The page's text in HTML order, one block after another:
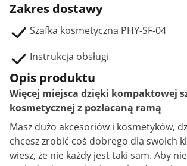
Zakres dostawy
Szafka kosmetyczna PHY-SF-04
Instrukcja obsługi
Opis produktu
Więcej miejsca dzięki kompaktowej
kosmetycznej z pozłacaną ramą
Masz dużo akcesoriów i kosmetyków,
chcesz zrobić coś dobrego dla swoich
wiesz, że nie każdy jest taki sam. Aby